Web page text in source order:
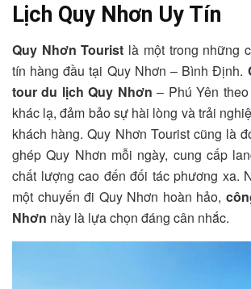
Lịch Quy Nhơn Uy Tín
Quy Nhơn Tourist là một trong những
tín hàng đầu tại Quy Nhơn – Bình Định.
tour du lịch Quy Nhơn – Phú Yên
khác lạ, đảm bảo sự hài lòng và trải
khách hàng. Quy Nhơn Tourist cũng là
ghép Quy Nhơn mỗi ngày, cung cấp
chất lượng cao đến đối tác phương xa.
một chuyến đi Quy Nhơn hoàn hảo,
Nhơn này là lựa chọn đáng cân nhắc.